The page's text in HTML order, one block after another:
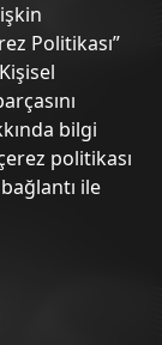
Politikası”
bilgi
politikası
ile